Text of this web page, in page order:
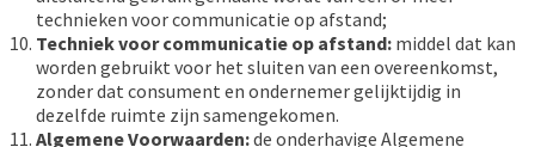
technieken voor communicatie op afstand;
Techniek voor communicatie op afstand: middel dat kan
worden gebruikt voor het sluiten van een overeenkomst,
zonder dat consument en ondernemer gelijktijdig in
dezelfde ruimte zijn samengekomen.
Algemene Voorwaarden:de onderhavige Algemene